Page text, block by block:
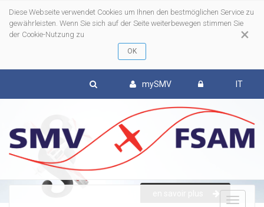
×
Diese Webseite verwendet Cookies um Ihnen den bestmöglichen Service zu
gewährleisten. Wenn Sie sich auf der Seite weiterbewegen stimmen Sie
der Cookie-Nutzung zu
mySMV IT